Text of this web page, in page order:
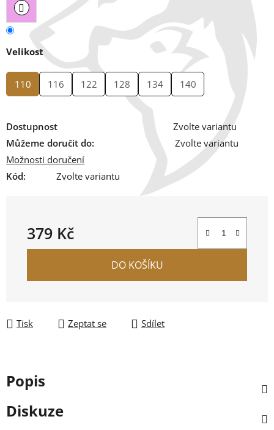
Velikost
110 116 122 128 134 140
Dostupnost
Zvolte variantu
Můžeme doručit do:
Zvolte variantu
Možnosti doručení
Kód:
Zvolte variantu
379 Kč
Měrná cena:
DO KOŠÍKU
Tisk Zeptat se Sdílet
Popis
Diskuze